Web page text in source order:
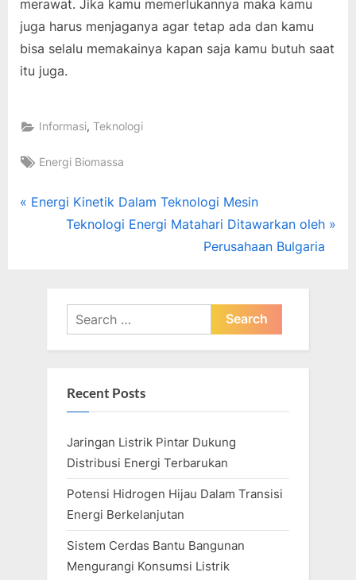
merawat. Jika kamu memerlukannya maka kamu
juga harus menjaganya agar tetap ada dan kamu
bisa selalu memakainya kapan saja kamu butuh saat
itu juga.
Informasi,Teknologi
Tags:
Energi Biomassa
Post
navigation
P
Energi Kinetik Dalam Teknologi Mesin
N
o
:
Teknologi Energi Matahari Ditawarkan oleh
Perusahaan Bulgaria
Search
for:
Recent Posts
Jaringan Listrik Pintar Dukung
Distribusi Energi Terbarukan
Potensi Hidrogen Hijau Dalam Transisi
Energi Berkelanjutan
Sistem Cerdas Bantu Bangunan
Mengurangi Konsumsi Listrik